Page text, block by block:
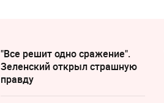
"Все решит одно сражение".
Зеленский открыл страшную
правду